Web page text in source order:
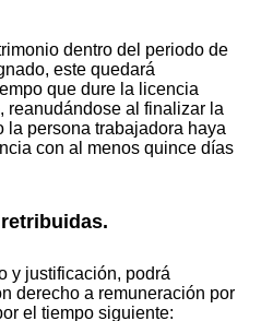
dentro del periodo de
este quedará
que dure la licencia
reanudándose al finalizar la
la persona trabajadora haya
con al menos quince días
y justificación, podrá
derecho a remuneración por
el tiempo siguiente: